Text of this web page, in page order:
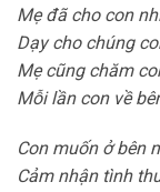
Mẹ đã cho con
Dạy cho chúng
Mẹ cũng chăm
Mỗi lần con về
Con muốn ở bên
Cảm nhận tình